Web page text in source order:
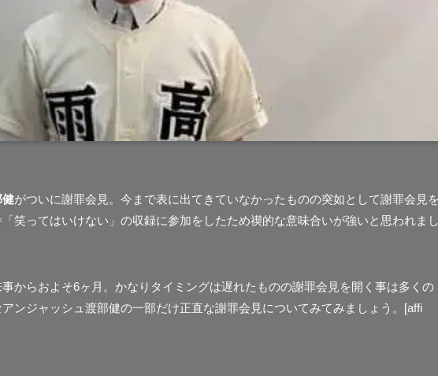
健がついに謝罪会見。今まで表に出てきていなかったものの突如として謝罪会見を
笑ってはいけない」の収録に参加をしたため禊的な意味合いが強いと思われまし
からおよそ6ヶ月。かなりタイミングは遅れたものの謝罪会見を開く事は多くの
ンジャッシュ渡部健の一部だけ正直な謝罪会見についてみてみましょう。[affi